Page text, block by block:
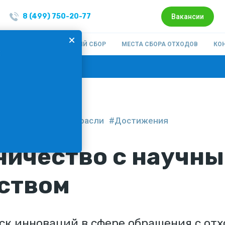
8 (499) 750-20-77 Вакансии
РАЗДЕЛЬНЫЙ СБОР МЕСТА СБОРА ОТХОДОВ
#Новости отрасли #Достижения
с